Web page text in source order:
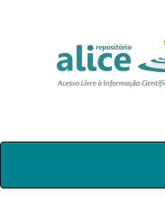
Skip